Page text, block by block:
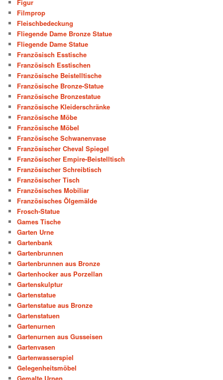
Figur
Filmprop
Fleischbedeckung
Fliegende Dame Bronze Statue
Fliegende Dame Statue
Französisch Esstische
Französisch Esstischen
Französische Beistelltische
Französische Bronze-Statue
Französische Bronzestatue
Französische Kleiderschränke
Französische Möbe
Französische Möbel
Französische Schwanenvase
Französischer Cheval Spiegel
Französischer Empire-Beistelltisch
Französischer Schreibtisch
Französischer Tisch
Französisches Mobiliar
Französisches Ölgemälde
Frosch-Statue
Games Tische
Garten Urne
Gartenbank
Gartenbrunnen
Gartenbrunnen aus Bronze
Gartenhocker aus Porzellan
Gartenskulptur
Gartenstatue
Gartenstatue aus Bronze
Gartenstatuen
Gartenurnen
Gartenurnen aus Gusseisen
Gartenvasen
Gartenwasserspiel
Gelegenheitsmöbel